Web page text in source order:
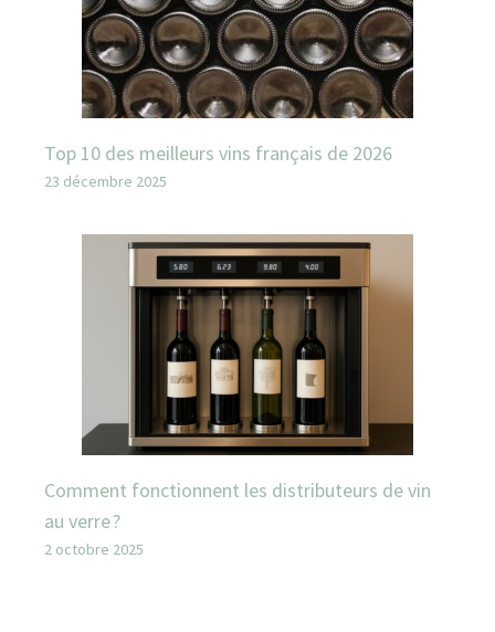
Top 10 des meilleurs vins français de 2026
23 décembre 2025
Comment fonctionnent les distributeurs de vin
au verre ?
2 octobre 2025